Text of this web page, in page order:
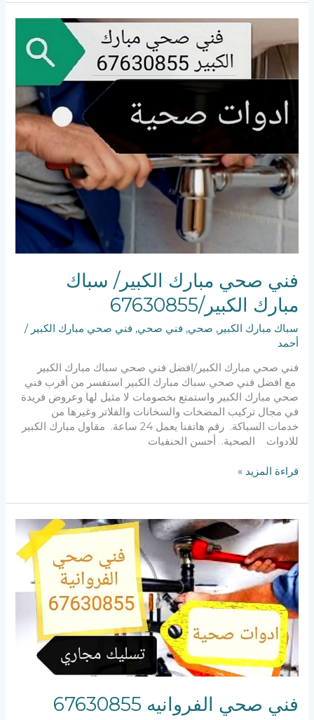
فني صحي مبارك الكبير/ سباك
مبارك الكبير/67630855
سباك مبارك الكبير, صحي, فني صحي, فني صحي مبارك الكبير /
أحمد
فني صحي مبارك الكبير/افضل فني صحي سباك مبارك الكبير
مع افضل فني صحي سباك مبارك الكبير استفسر من أقرب فني
صحي مبارك الكبير واستمتع بخصومات لا مثيل لها وعروض فريدة
في مجال تركيب المضخات والسخانات والفلاتر وغيرها من
خدمات السباكة. رقم هاتفنا يعمل 24 ساعة. مقاول مبارك الكبير
للادوات الصحية. أحسن الحنفيات
صحي
مبارك
الكبير/
سباك
مبارك
الكبير/67630855
قراءة المزيد »
فني صحي الفروانيه 67630855
فني
صحي
الفروانيه
67630855